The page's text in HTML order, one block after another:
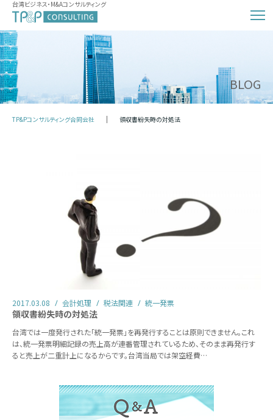
台湾ビジネス・M&Aコンサルティング
BLOG
TP&Pコンサルティング合同会社 領収書紛失時の対処法
2017.03.08 会計処理 税法関連 統一発票
領収書紛失時の対処法
台湾では一度発行された「統一発票」を再発行することは原則できません。これ
は、統一発票明細記録の売上高が連番管理されているため、そのまま再発行す
ると売上が二重計上になるからです。台湾当局では架空経費…